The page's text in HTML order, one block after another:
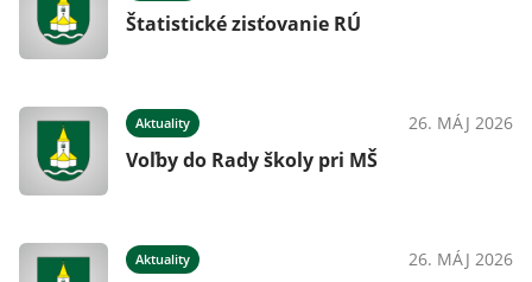
Štatistické zisťovanie RÚ
Aktuality 26. MÁJ 2026
Voľby do Rady školy pri MŠ
Aktuality 26. MÁJ 2026